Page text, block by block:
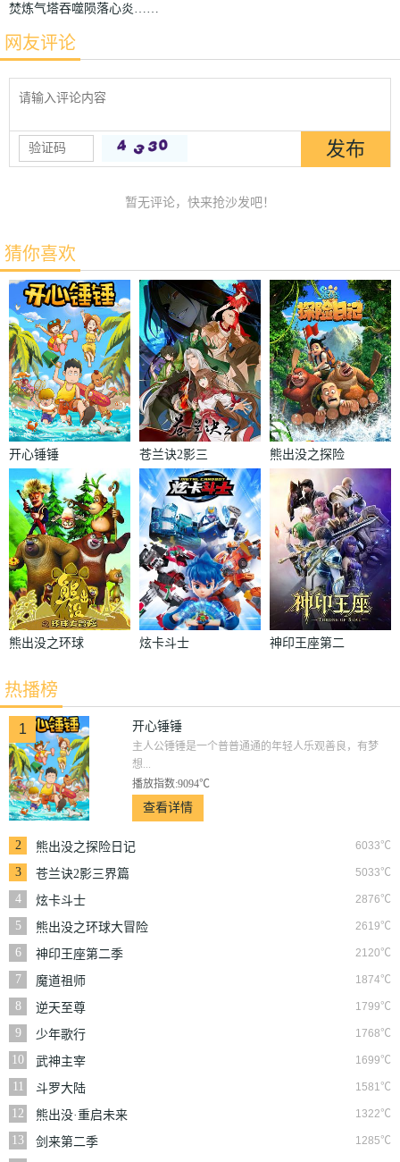
焚炼气塔吞噬陨落心炎……
网友评论
暂无评论，快来抢沙发吧！
猜你喜欢
开心锤锤
苍兰诀2影三
界篇
熊出没之探险
日记
熊出没之环球
炫卡斗士
神印王座第二
热播榜
1 开心锤锤
主人公锤锤是一个普普通通的年轻人乐观善良，有梦
想...
播放指数:9094℃
查看详情
2 6033℃
熊出没之探险日记
3
5033℃
苍兰诀2影三界篇
4
2876℃
炫卡斗士
5
2619℃
熊出没之环球大冒险
6
2120℃
神印王座第二季
7
1874℃
魔道祖师
8
1799℃
逆天至尊
9
1768℃
少年歌行
10
1699℃
武神主宰
11
1581℃
斗罗大陆
12
1322℃
熊出没·重启未来
13
1285℃
剑来第二季